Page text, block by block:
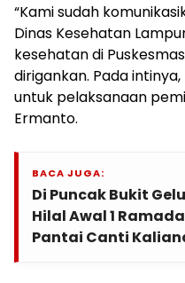
“Kami sudah
Dinas Kesehatan
kesehatan di
dirigankan. Pada
untuk pelaksanaan
Ermanto.
BACA JUGA:
Di Puncak Bukit
Hilal Awal 1
Pantai Canti